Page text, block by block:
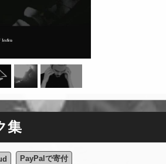
集
PayPalで寄付